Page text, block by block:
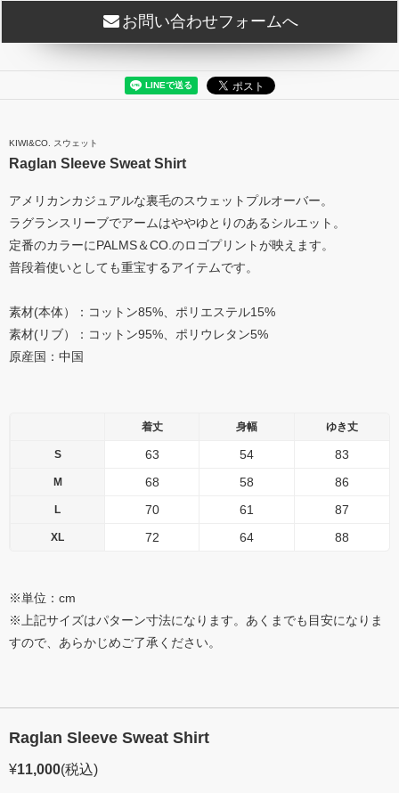
お問い合わせフォームへ
KIWI&CO. スウェット
Raglan Sleeve Sweat Shirt
アメリカンカジュアルな裏毛のスウェットプルオーバー。
ラグランスリーブでアームはややゆとりのあるシルエット。
定番のカラーにPALMS＆CO.のロゴプリントが映えます。
普段着使いとしても重宝するアイテムです。
素材(本体）：コットン85%、ポリエステル15%
素材(リブ）：コットン95%、ポリウレタン5%
原産国：中国
着丈 身幅 ゆき丈
S 63 54 83
M 68 58 86
L 70 61 87
XL 72 64 88
※単位：cm
※上記サイズはパターン寸法になります。あくまでも目安になりま
すので、あらかじめご了承ください。
Raglan Sleeve Sweat Shirt
¥11,000(税込)